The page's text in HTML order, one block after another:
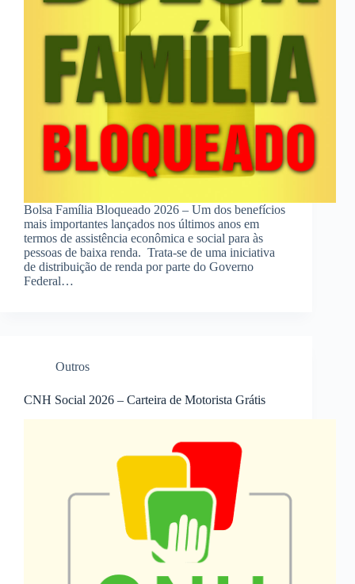
Bolsa Família Bloqueado 2026 – Um dos benefícios
mais importantes lançados nos últimos anos em
termos de assistência econômica e social para às
pessoas de baixa renda. Trata-se de uma iniciativa
de distribuição de renda por parte do Governo
Federal…
Outros
CNH Social 2026 – Carteira de Motorista Grátis